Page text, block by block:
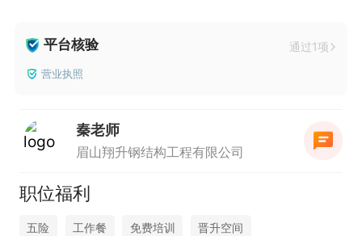
平台核验 通过1项
营业执照
秦老师
眉山翔升钢结构工程有限公司
职位福利
五险 工作餐 免费培训 晋升空间